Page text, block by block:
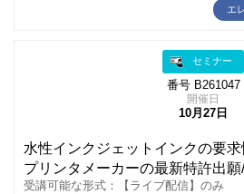
エ
セミナー
番号 B261047
開催日
10月27日
水性インクジェットインクの要
プリンタメーカーの最新特許出
受講可能な形式：【ライブ配信】のみ